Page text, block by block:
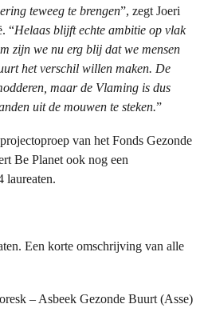
teweeg te brengen”, zegt Joeri
“Helaas blijft echte ambitie op vlak
zijn we nu erg blij dat we mensen
het verschil willen maken. De
maar de Vlaming is dus
uit de mouwen te steken.”
van het Fonds Gezonde
Be Planet ook nog een
laureaten.
Een korte omschrijving van alle
– Asbeek Gezonde Buurt (Asse)